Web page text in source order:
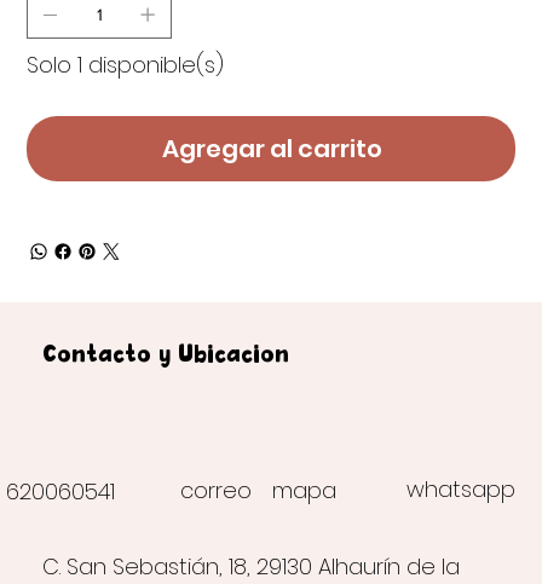
Solo 1 disponible(s)
Agregar al carrito
correo
Contacto y Ubicación
620060541 whatsapp
C. San Sebastián, 18, 29130 Alhaurín de la
mapa